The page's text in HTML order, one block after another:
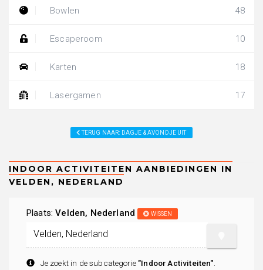
Bowlen 48
Escaperoom 10
Karten 18
Lasergamen 17
TERUG NAAR: DAGJE & AVONDJE UIT
Plaats:Velden, Nederland WISSEN
Je zoekt in de subcategorie "Indoor Activiteiten"